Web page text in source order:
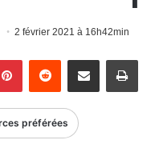
2 février 2021 à 16h42min
PinterestReddit Partager par email
préférées